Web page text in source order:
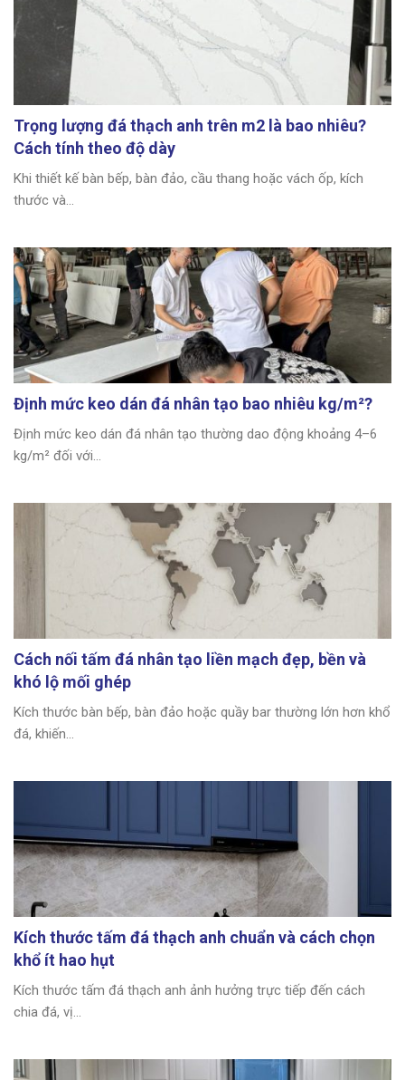
Trọng lượng đá thạch anh trên m2 là bao nhiêu?
Cách tính theo độ dày
Khi thiết kế bàn bếp, bàn đảo, cầu thang hoặc vách ốp, kích
thước và...
Định mức keo dán đá nhân tạo bao nhiêu kg/m²?
Định mức keo dán đá nhân tạo thường dao động khoảng 4–6
kg/m² đối với...
Cách nối tấm đá nhân tạo liền mạch đẹp, bền và
khó lộ mối ghép
Kích thước bàn bếp, bàn đảo hoặc quầy bar thường lớn hơn khổ
đá, khiến...
Kích thước tấm đá thạch anh chuẩn và cách chọn
khổ ít hao hụt
Kích thước tấm đá thạch anh ảnh hưởng trực tiếp đến cách
chia đá, vị...